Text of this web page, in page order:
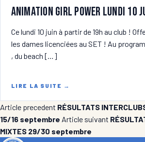
ANIMATION GIRL POWER lundi 10
Ce lundi 10 juin à partir de 19h au club !
les dames licenciées au SET ! Au
, du beach […]
LIRE LA SUITE →
Article precedent RÉSULTATS
15/16 septembre Article suivant
MIXTES 29/30 septembre